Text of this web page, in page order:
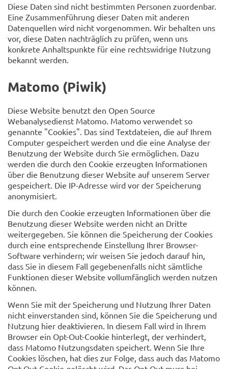
Diese Daten sind nicht bestimmten Personen zuordenbar.
Eine Zusammenführung dieser Daten mit anderen
Datenquellen wird nicht vorgenommen. Wir behalten uns
vor, diese Daten nachträglich zu prüfen, wenn uns
konkrete Anhaltspunkte für eine rechtswidrige Nutzung
bekannt werden.
Matomo (Piwik)
Diese Website benutzt den Open Source
Webanalysedienst Matomo. Matomo verwendet so
genannte "Cookies". Das sind Textdateien, die auf Ihrem
Computer gespeichert werden und die eine Analyse der
Benutzung der Website durch Sie ermöglichen. Dazu
werden die durch den Cookie erzeugten Informationen
über die Benutzung dieser Website auf unserem Server
gespeichert. Die IP-Adresse wird vor der Speicherung
anonymisiert.
Die durch den Cookie erzeugten Informationen über die
Benutzung dieser Website werden nicht an Dritte
weitergegeben. Sie können die Speicherung der Cookies
durch eine entsprechende Einstellung Ihrer Browser-
Software verhindern; wir weisen Sie jedoch darauf hin,
dass Sie in diesem Fall gegebenenfalls nicht sämtliche
Funktionen dieser Website vollumfänglich werden nutzen
können.
Wenn Sie mit der Speicherung und Nutzung Ihrer Daten
nicht einverstanden sind, können Sie die Speicherung und
Nutzung hier deaktivieren. In diesem Fall wird in Ihrem
Browser ein Opt-Out-Cookie hinterlegt, der verhindert,
dass Matomo Nutzungsdaten speichert. Wenn Sie Ihre
Cookies löschen, hat dies zur Folge, dass auch das Matomo